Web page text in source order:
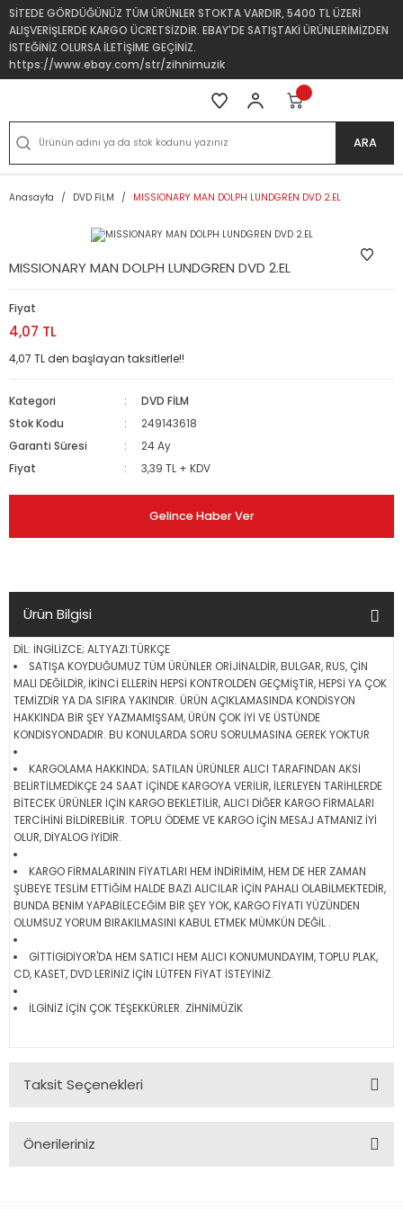
SİTEDE GÖRDÜĞÜNÜZ TÜM ÜRÜNLER STOKTA VARDIR, 5400 TL ÜZERİ
ALIŞVERİŞLERDE KARGO ÜCRETSİZDİR. EBAY'DE SATIŞTAKİ ÜRÜNLERİMİZDEN
İSTEĞİNİZ OLURSA İLETİŞİME GEÇİNİZ.
https://www.ebay.com/str/zihnimuzik
ARA
Anasayfa DVD FİLM MISSIONARY MAN DOLPH LUNDGREN DVD 2.EL
MISSIONARY MAN DOLPH LUNDGREN DVD 2.EL
Fiyat
4,07 TL
4,07 TL den başlayan taksitlerle!!
Kategori
DVD FİLM
Stok Kodu
249143618
Garanti Süresi
24 Ay
Fiyat
3,39 TL + KDV
Gelince Haber Ver
Ürün Bilgisi
DİL: İNGİLİZCE; ALTYAZI:TÜRKÇE
SATIŞA KOYDUĞUMUZ TÜM ÜRÜNLER ORİJİNALDİR, BULGAR, RUS, ÇİN
MALI DEĞİLDİR, İKİNCİ ELLERİN HEPSİ KONTROLDEN GEÇMİŞTİR, HEPSİ YA ÇOK
TEMİZDİR YA DA SIFIRA YAKINDIR. ÜRÜN AÇIKLAMASINDA KONDİSYON
HAKKINDA BİR ŞEY YAZMAMIŞSAM, ÜRÜN ÇOK İYİ VE ÜSTÜNDE
KONDİSYONDADIR. BU KONULARDA SORU SORULMASINA GEREK YOKTUR
KARGOLAMA HAKKINDA; SATILAN ÜRÜNLER ALICI TARAFINDAN AKSİ
BELİRTİLMEDİKÇE 24 SAAT İÇİNDE KARGOYA VERİLİR, İLERLEYEN TARİHLERDE
BİTECEK ÜRÜNLER İÇİN KARGO BEKLETİLİR, ALICI DİĞER KARGO FİRMALARI
TERCİHİNİ BİLDİREBİLİR. TOPLU ÖDEME VE KARGO İÇİN MESAJ ATMANIZ İYİ
OLUR, DİYALOG İYİDİR.
KARGO FİRMALARININ FİYATLARI HEM İNDİRİMİM, HEM DE HER ZAMAN
ŞUBEYE TESLİM ETTİĞİM HALDE BAZI ALICILAR İÇİN PAHALI OLABİLMEKTEDİR,
BUNDA BENİM YAPABİLECEĞİM BİR ŞEY YOK, KARGO FİYATI YÜZÜNDEN
OLUMSUZ YORUM BIRAKILMASINI KABUL ETMEK MÜMKÜN DEĞİL .
GİTTİGİDİYOR'DA HEM SATICI HEM ALICI KONUMUNDAYIM, TOPLU PLAK,
CD, KASET, DVD LERİNİZ İÇİN LÜTFEN FİYAT İSTEYİNİZ.
İLGİNİZ İÇİN ÇOK TEŞEKKÜRLER. ZİHNİMÜZİK
Taksit Seçenekleri
Önerileriniz